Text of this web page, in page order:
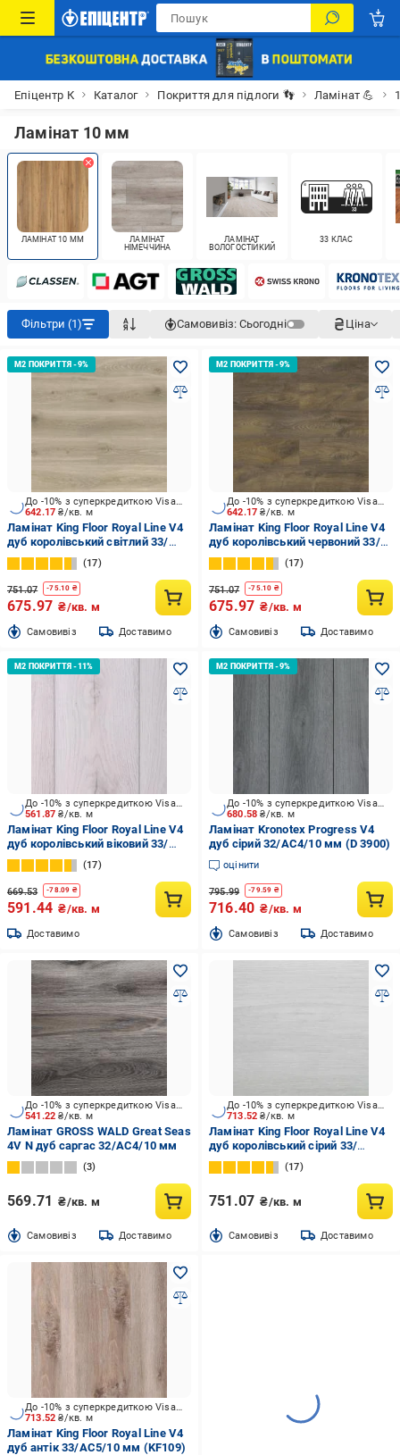
Епіцентр К Каталог Покриття для підлоги 👣 Ламінат 💪
Ламінат 10 мм
ЛАМІНАТ 10 ММ
ЛАМІНАТ
НІМЕЧЧИНА
ЛАМІНАТ
ВОЛОГОСТІЙКИЙ
33 КЛАС
Фільтри (1) Самовивіз: Сьогодні Ціна
642.17₴/кв. м
До -10% з суперкредиткою Visa Вигода
Ламінат King Floor Royal Line V4
дуб королівський світлий 33/
АС5/10 мм
17
751.07 -75.10 ₴
675.97 ₴/кв. м
Cамовивіз Доставимо
642.17₴/кв. м
До -10% з суперкредиткою Visa Вигода
Ламінат King Floor Royal Line V4
дуб королівський червоний 33/
АС5/10 мм
17
751.07 -75.10 ₴
675.97 ₴/кв. м
Cамовивіз Доставимо
561.87₴/кв. м
До -10% з суперкредиткою Visa Вигода
Ламінат King Floor Royal Line V4
дуб королівський віковий 33/
АС5/10 мм (KF108)
17
669.53 -78.09 ₴
591.44 ₴/кв. м
Доставимо
680.58₴/кв. м
До -10% з суперкредиткою Visa Вигода
Ламінат Kronotex Progress V4
дуб сірий 32/АС4/10 мм (D 3900)
оцінити
795.99 -79.59 ₴
716.40 ₴/кв. м
Cамовивіз Доставимо
541.22₴/кв. м
До -10% з суперкредиткою Visa Вигода
Ламінат GROSS WALD Great Seas
4V N дуб саргас 32/АС4/10 мм
3
569.71 ₴/кв. м
Cамовивіз Доставимо
713.52₴/кв. м
До -10% з суперкредиткою Visa Вигода
Ламінат King Floor Royal Line V4
дуб королівський сірий 33/
АС5/10 мм (KF107)
17
751.07 ₴/кв. м
Cамовивіз Доставимо
713.52₴/кв. м
До -10% з суперкредиткою Visa Вигода
Ламінат King Floor Royal Line V4
дуб антік 33/АС5/10 мм (KF109)